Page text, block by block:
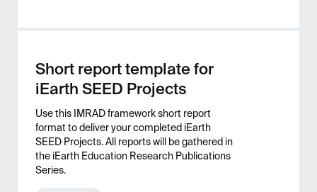
Short report template for
iEarth SEED Projects
Use this IMRAD framework short report
format to deliver your completed iEarth
SEED Projects. All reports will be gathered in
the iEarth Education Research Publications
Series.